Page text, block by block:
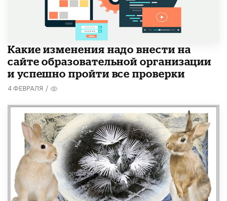
Какие изменения надо внести на
сайте образовательной организации
и успешно пройти все проверки
4 ФЕВРАЛЯ /